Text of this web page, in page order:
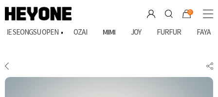
0
SEONGSU OPEN OZAI MIMI JOY FURFUR FAYA
상품상세 상품문의(0)